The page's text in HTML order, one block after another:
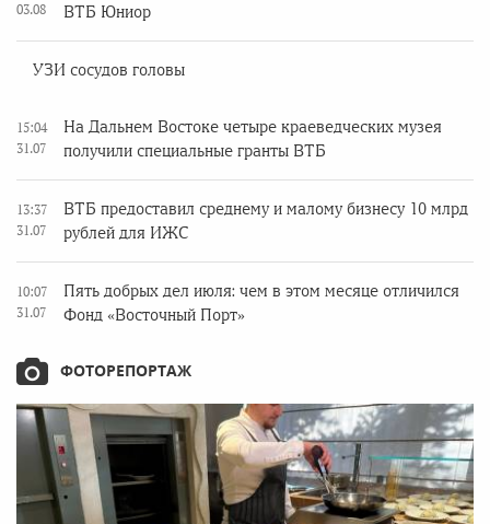
03.08
ВТБ Юниор
УЗИ сосудов головы
15:04
31.07
На Дальнем Востоке четыре краеведческих музея
получили специальные гранты ВТБ
13:37
31.07
ВТБ предоставил среднему и малому бизнесу 10 млрд
рублей для ИЖС
10:07
31.07
Пять добрых дел июля: чем в этом месяце отличился
Фонд «Восточный Порт»
ФОТОРЕПОРТАЖ